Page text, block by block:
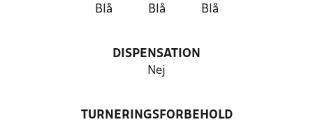
Blå Blå Blå
DISPENSATION
Nej
TURNERINGSFORBEHOLD